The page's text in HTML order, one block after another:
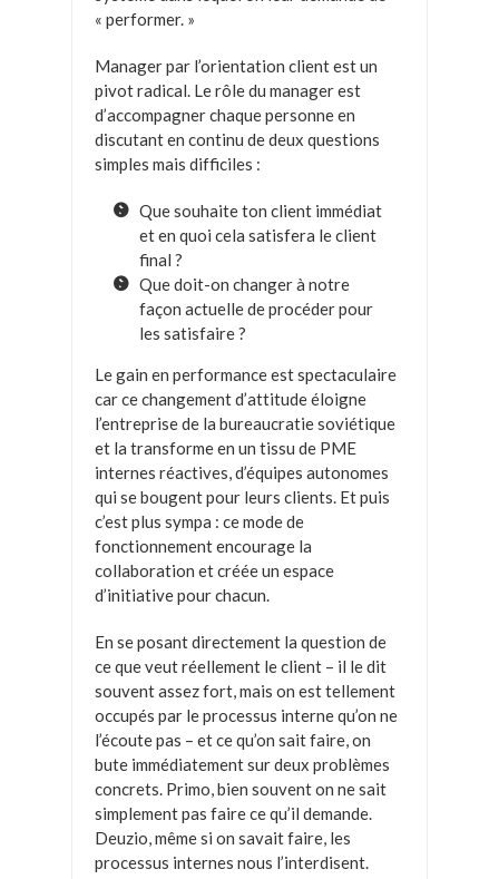
« performer. »
Manager par l’orientation client est un
pivot radical. Le rôle du manager est
d’accompagner chaque personne en
discutant en continu de deux questions
simples mais difficiles :
Que souhaite ton client immédiat
et en quoi cela satisfera le client
final ?
Que doit-on changer à notre
façon actuelle de procéder pour
les satisfaire ?
Le gain en performance est spectaculaire
car ce changement d’attitude éloigne
l’entreprise de la bureaucratie soviétique
et la transforme en un tissu de PME
internes réactives, d’équipes autonomes
qui se bougent pour leurs clients. Et puis
c’est plus sympa : ce mode de
fonctionnement encourage la
collaboration et créée un espace
d’initiative pour chacun.
En se posant directement la question de
ce que veut réellement le client – il le dit
souvent assez fort, mais on est tellement
occupés par le processus interne qu’on ne
l’écoute pas – et ce qu’on sait faire, on
bute immédiatement sur deux problèmes
concrets. Primo, bien souvent on ne sait
simplement pas faire ce qu’il demande.
Deuzio, même si on savait faire, les
processus internes nous l’interdisent.